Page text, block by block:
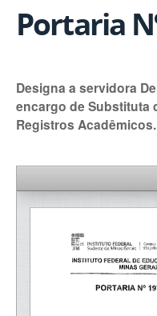
Portaria
Designa a servidora
encargo de Substituta
Registros Acadêmicos.